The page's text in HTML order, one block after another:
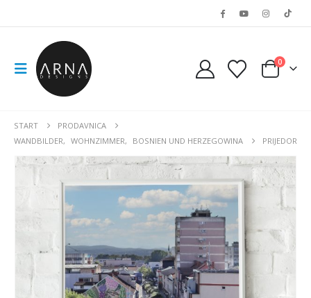
0
START
PRODAVNICA
WANDBILDER, WOHNZIMMER, BOSNIEN UND HERZEGOWINA PRIJEDOR